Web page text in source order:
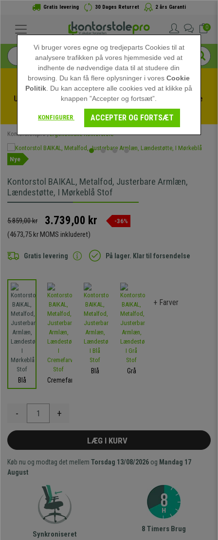
Gratis levering 30 Dages Returret 2 års Garanti
0
Udnyt sommerudsalget hos kontorstolepro! Eksklusive
rabatter i en begrænset periode - Se tilbuddet
Kontorstolepro Ergonomiske Kontorstole
Nye
Kontorstol BAIKAL, Metalfod, Justerbare Armlæn,
Lændestøtte, I Mørkeblå Stof
5.859,00 kr 3.739,00 kr -36%
(4673,75 kr MOMS inkluderet)
Gratis levering På lager. Klar til forsendelse
Blå Cremefarvet
Blå Grå
+ Farver
- +
LÆG I KURV
Køb nu og modtag det mellem Torsdag 13/08/2026 og Mandag 17
August
Synkroniseret
8 Timers Brug
Vi bruger vores egne og tredjeparts Cookies til at
analysere trafikken på vores hjemmeside ved at
indhente de nødvendige data til at studere din
browsing. Du kan få flere oplysninger i voresCookie
Politik . Du kan acceptere alle cookies ved at klikke på
knappen ”Accepter og fortsæt”.
KONFIGURER ACCEPTER OG FORTSÆT